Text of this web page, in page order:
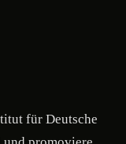
für Deutsche